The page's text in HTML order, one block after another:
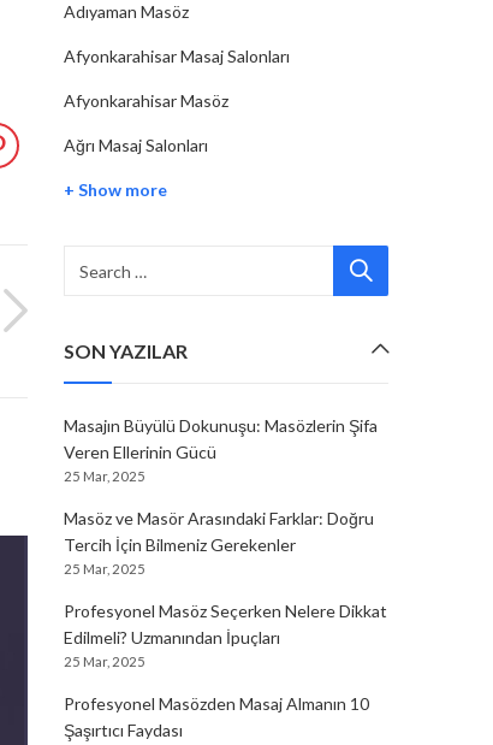
Adıyaman Masöz
Afyonkarahisar Masaj Salonları
Afyonkarahisar Masöz
Ağrı Masaj Salonları
+ Show more
SON YAZILAR
Masajın Büyülü Dokunuşu: Masözlerin Şifa
Veren Ellerinin Gücü
25 Mar, 2025
Masöz ve Masör Arasındaki Farklar: Doğru
Tercih İçin Bilmeniz Gerekenler
25 Mar, 2025
Profesyonel Masöz Seçerken Nelere Dikkat
Edilmeli? Uzmanından İpuçları
25 Mar, 2025
Profesyonel Masözden Masaj Almanın 10
Şaşırtıcı Faydası